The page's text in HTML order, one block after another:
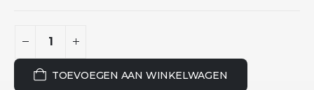
TOEVOEGEN AAN WINKELWAGEN